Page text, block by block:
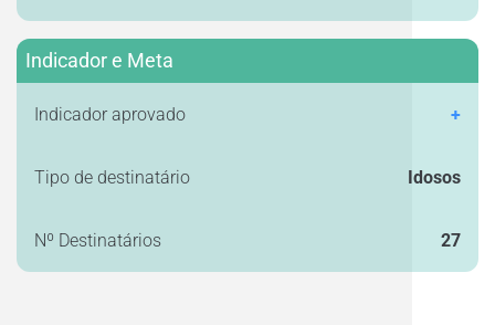
Indicador e Meta
Indicador aprovado +
Tipo de destinatário Idosos
Nº Destinatários 27